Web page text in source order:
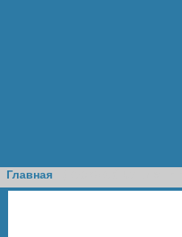
Главная